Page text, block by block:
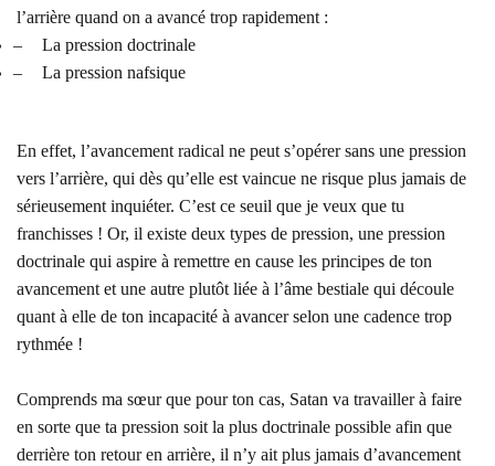
l’arrière quand on a avancé trop rapidement :
–
La pression doctrinale
–
La pression nafsique
En effet, l’avancement radical ne peut s’opérer sans une pression
vers l’arrière, qui dès qu’elle est vaincue ne risque plus jamais de
sérieusement inquiéter. C’est ce seuil que je veux que tu
franchisses ! Or, il existe deux types de pression, une pression
doctrinale qui aspire à remettre en cause les principes de ton
avancement et une autre plutôt liée à l’âme bestiale qui découle
quant à elle de ton incapacité à avancer selon une cadence trop
rythmée !
Comprends ma sœur que pour ton cas, Satan va travailler à faire
en sorte que ta pression soit la plus doctrinale possible afin que
derrière ton retour en arrière, il n’y ait plus jamais d’avancement